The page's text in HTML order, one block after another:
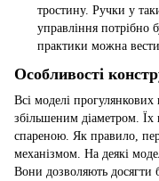
тростину. Ручки у
управління потрібно
практики можна
Особливості
Всі моделі прогулянкових
збільшеним діаметром.
спареною. Як правило,
механізмом. На деякі
Вони дозволяють досягти